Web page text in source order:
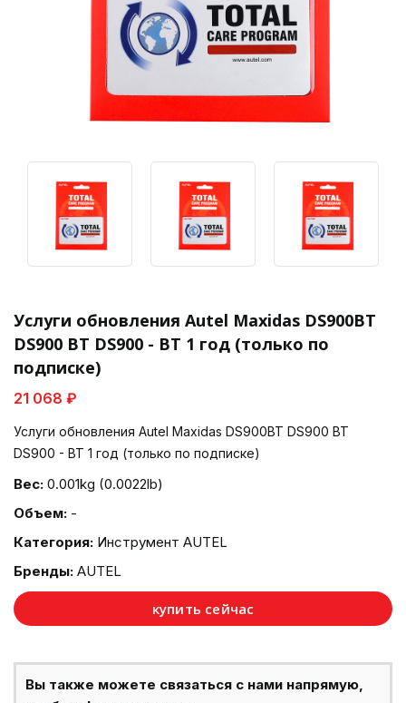
Услуги обновления Autel Maxidas DS900BT
DS900 BT DS900 - BT 1 год (только по
подписке)
21 068 ₽
Услуги обновления Autel Maxidas DS900BT DS900 BT
DS900 - BT 1 год (только по подписке)
Вес: 0.001kg (0.0022lb)
Объем: -
Категория: Инструмент AUTEL
Бренды: AUTEL
купить сейчас
Вы также можете связаться с нами напрямую,